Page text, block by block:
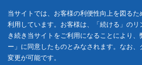
当サイトでは、お客様の利便性向上を図る
利用しています。お客様は、「続ける」の
き続き当サイトをご利用になることにより
ー」に同意したものとみなされます。なお
変更が可能です。